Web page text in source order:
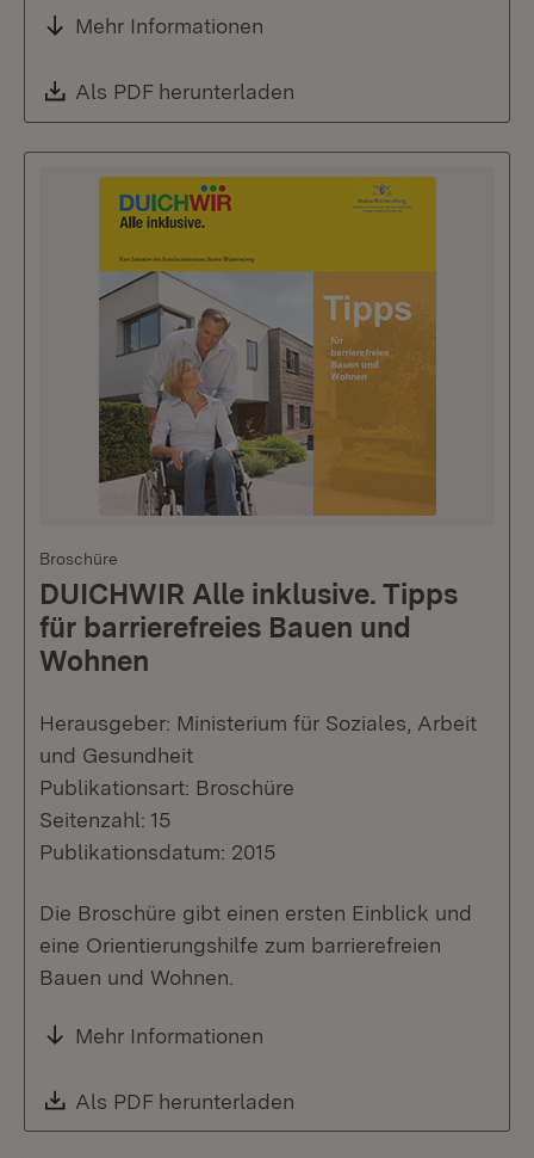
Mehr Informationen
Download:
Als PDF herunterladen
Broschüre
DUICHWIR Alle inklusive. Tipps
für barrierefreies Bauen und
Wohnen
Herausgeber: Ministerium für Soziales, Arbeit
und Gesundheit
Publikationsart: Broschüre
Seitenzahl: 15
Publikationsdatum: 2015
Die Broschüre gibt einen ersten Einblick und
eine Orientierungshilfe zum barrierefreien
Bauen und Wohnen.
Mehr Informationen
Download:
Als PDF herunterladen